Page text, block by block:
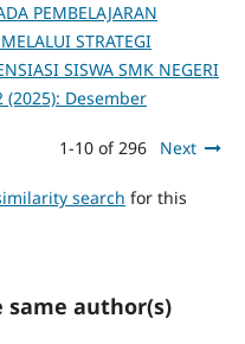
PEMBELAJARAN
STRATEGI
SISWA SMK NEGERI
(2025): Desember
1-10 of 296 Next
search for this
same author(s)